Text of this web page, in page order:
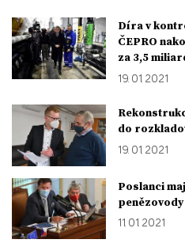
Díra v
ČEPRO
za 3,5
19. 01. 2021
do
19. 01. 2021
Poslanci
11. 01. 2021